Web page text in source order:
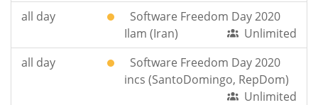
all day
Software Freedom Day 2020
Ilam (Iran)
Unlimited
all day
Software Freedom Day 2020
incs (SantoDomingo, RepDom)
Unlimited